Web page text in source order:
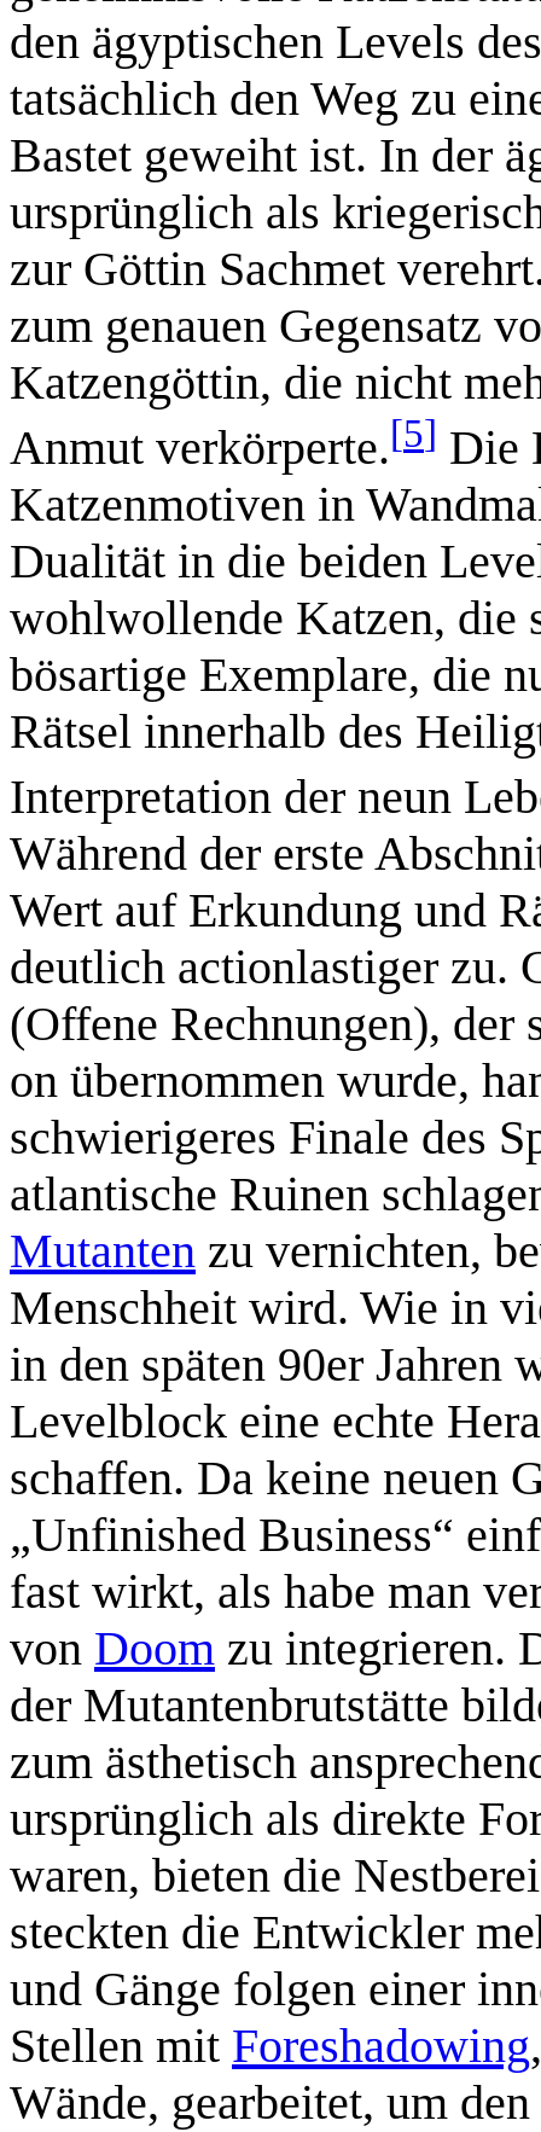
den ägyptischen Levels
tatsächlich den Weg zu
Bastet geweiht ist. In der
ursprünglich als
zur Göttin Sachmet
zum genauen Gegensatz
Katzengöttin, die nicht
Anmut verkörperte.[5] Die
Katzenmotiven in
Dualität in die beiden
wohlwollende Katzen, die
bösartige Exemplare, die
Rätsel innerhalb des
Interpretation der neun
Während der erste
Wert auf Erkundung und
deutlich actionlastiger zu.
(Offene Rechnungen),
on übernommen wurde,
schwierigeres Finale des
atlantische Ruinen
Mutanten zu vernichten,
Menschheit wird. Wie in
in den späten 90er Jahren
Levelblock eine echte
schaffen. Da keine neuen
„Unfinished Business“
fast wirkt, als habe man
von Doom zu integrieren.
der Mutantenbrutstätte
zum ästhetisch
ursprünglich als direkte
waren, bieten die
steckten die Entwickler
und Gänge folgen einer
Stellen mit Foreshadowing
Wände, gearbeitet, um